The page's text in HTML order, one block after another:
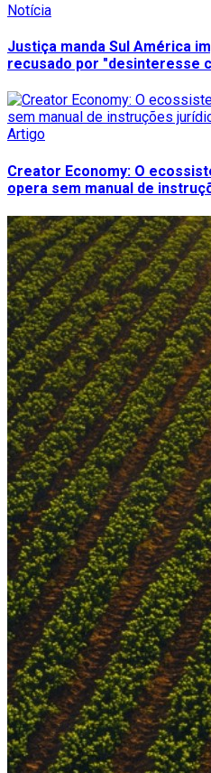
Notícia
Justiça manda Sul América
recusado por "desinteresse
Artigo
Creator Economy: O
opera sem manual de